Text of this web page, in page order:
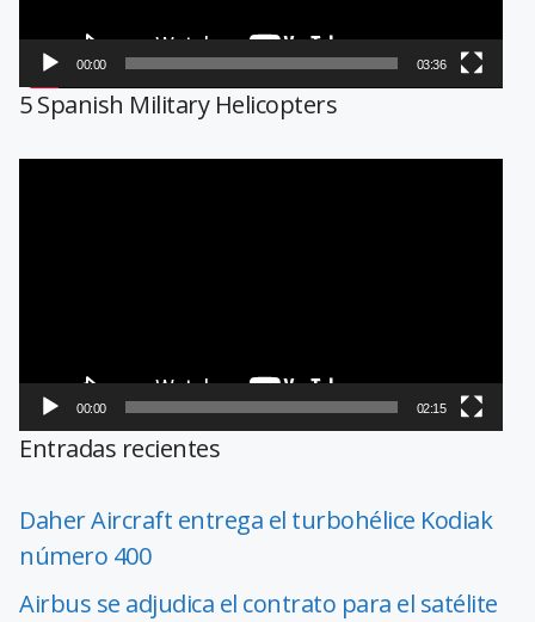
00:00 03:36
5 Spanish Military Helicopters
00:00 02:15
Entradas recientes
Daher Aircraft entrega el turbohélice Kodiak
número 400
Airbus se adjudica el contrato para el satélite